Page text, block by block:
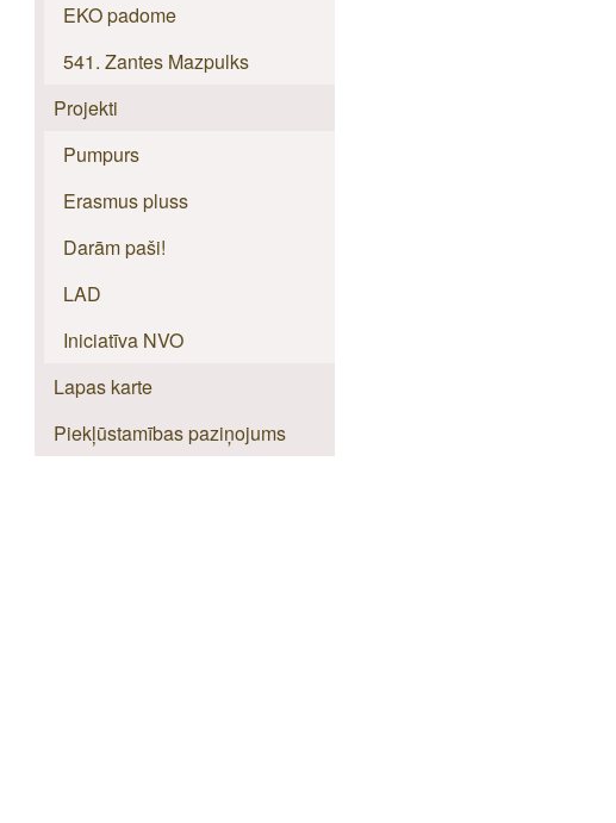
EKO padome
541. Zantes Mazpulks
Projekti
Pumpurs
Erasmus pluss
Darām paši!
LAD
Iniciatīva NVO
Lapas karte
Piekļūstamības paziņojums